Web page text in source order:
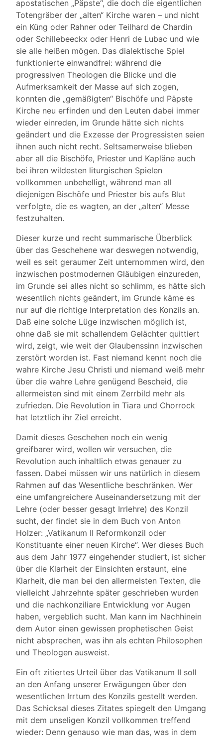
apostatischen „Päpste“, die doch die eigentlichen
Totengräber der „alten“ Kirche waren – und nicht
ein Küng oder Rahner oder Teilhard de Chardin
oder Schillebeeckx oder Henri de Lubac und wie
sie alle heißen mögen. Das dialektische Spiel
funktionierte einwandfrei: während die
progressiven Theologen die Blicke und die
Aufmerksamkeit der Masse auf sich zogen,
konnten die „gemäßigten“ Bischöfe und Päpste
Kirche neu erfinden und den Leuten dabei immer
wieder einreden, im Grunde hätte sich nichts
geändert und die Exzesse der Progressisten seien
ihnen auch nicht recht. Seltsamerweise blieben
aber all die Bischöfe, Priester und Kapläne auch
bei ihren wildesten liturgischen Spielen
vollkommen unbehelligt, während man all
diejenigen Bischöfe und Priester bis aufs Blut
verfolgte, die es wagten, an der „alten“ Messe
festzuhalten.
Dieser kurze und recht summarische Überblick
über das Geschehene war deswegen notwendig,
weil es seit geraumer Zeit unternommen wird, den
inzwischen postmodernen Gläubigen einzureden,
im Grunde sei alles nicht so schlimm, es hätte sich
wesentlich nichts geändert, im Grunde käme es
nur auf die richtige Interpretation des Konzils an.
Daß eine solche Lüge inzwischen möglich ist,
ohne daß sie mit schallendem Gelächter quittiert
wird, zeigt, wie weit der Glaubenssinn inzwischen
zerstört worden ist. Fast niemand kennt noch die
wahre Kirche Jesu Christi und niemand weiß mehr
über die wahre Lehre genügend Bescheid, die
allermeisten sind mit einem Zerrbild mehr als
zufrieden. Die Revolution in Tiara und Chorrock
hat letztlich ihr Ziel erreicht.
Damit dieses Geschehen noch ein wenig
greifbarer wird, wollen wir versuchen, die
Revolution auch inhaltlich etwas genauer zu
fassen. Dabei müssen wir uns natürlich in diesem
Rahmen auf das Wesentliche beschränken. Wer
eine umfangreichere Auseinandersetzung mit der
Lehre (oder besser gesagt Irrlehre) des Konzil
sucht, der findet sie in dem Buch von Anton
Holzer: „Vatikanum II Reformkonzil oder
Konstituante einer neuen Kirche“. Wer dieses Buch
aus dem Jahr 1977 eingehender studiert, ist sicher
über die Klarheit der Einsichten erstaunt, eine
Klarheit, die man bei den allermeisten Texten, die
vielleicht Jahrzehnte später geschrieben wurden
und die nachkonziliare Entwicklung vor Augen
haben, vergeblich sucht. Man kann im Nachhinein
dem Autor einen gewissen prophetischen Geist
nicht absprechen, was ihn als echten Philosophen
und Theologen ausweist.
Ein oft zitiertes Urteil über das Vatikanum II soll
an den Anfang unserer Erwägungen über den
wesentlichen Irrtum des Konzils gestellt werden.
Das Schicksal dieses Zitates spiegelt den Umgang
mit dem unseligen Konzil vollkommen treffend
wieder: Denn genauso wie man das, was in dem